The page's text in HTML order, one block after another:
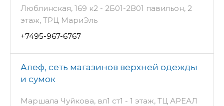
Люблинская, 169 к2 - 2Б01-2В01 павильон, 2
этаж, ТРЦ МариЭль
+7495-967-6767
Алеф, сеть магазинов верхней одежды
и сумок
Маршала Чуйкова, вл1 ст1 - 1 этаж, ТЦ АРЕАЛ